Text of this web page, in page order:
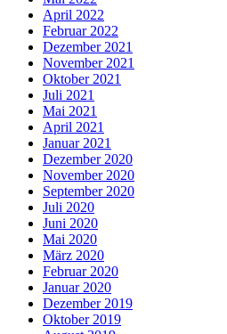
April 2022
Februar 2022
Dezember 2021
November 2021
Oktober 2021
Juli 2021
Mai 2021
April 2021
Januar 2021
Dezember 2020
November 2020
September 2020
Juli 2020
Juni 2020
Mai 2020
März 2020
Februar 2020
Januar 2020
Dezember 2019
Oktober 2019